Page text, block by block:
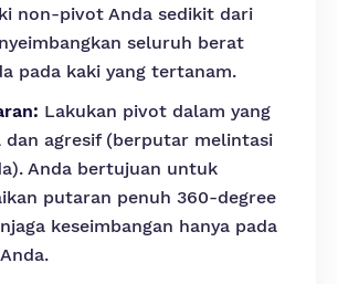
non-pivot Anda sedikit dari
seluruh berat
pada kaki yang tertanam.
Lakukan pivot dalam yang
agresif (berputar melintasi
Anda bertujuan untuk
putaran penuh 360-degree
keseimbangan hanya pada